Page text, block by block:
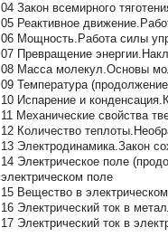
04 Закон всемирного
05 Реактивное
06 Мощность.Работа силы
07 Превращение
08 Масса молекул.Основы
09 Температура
10 Испарение и
11 Механические свойства
12 Количество
13 Электродинамика.Закон
14 Электрическое поле
электрическом поле
15 Вещество в
16 Электрический ток в
17 Электрический ток в